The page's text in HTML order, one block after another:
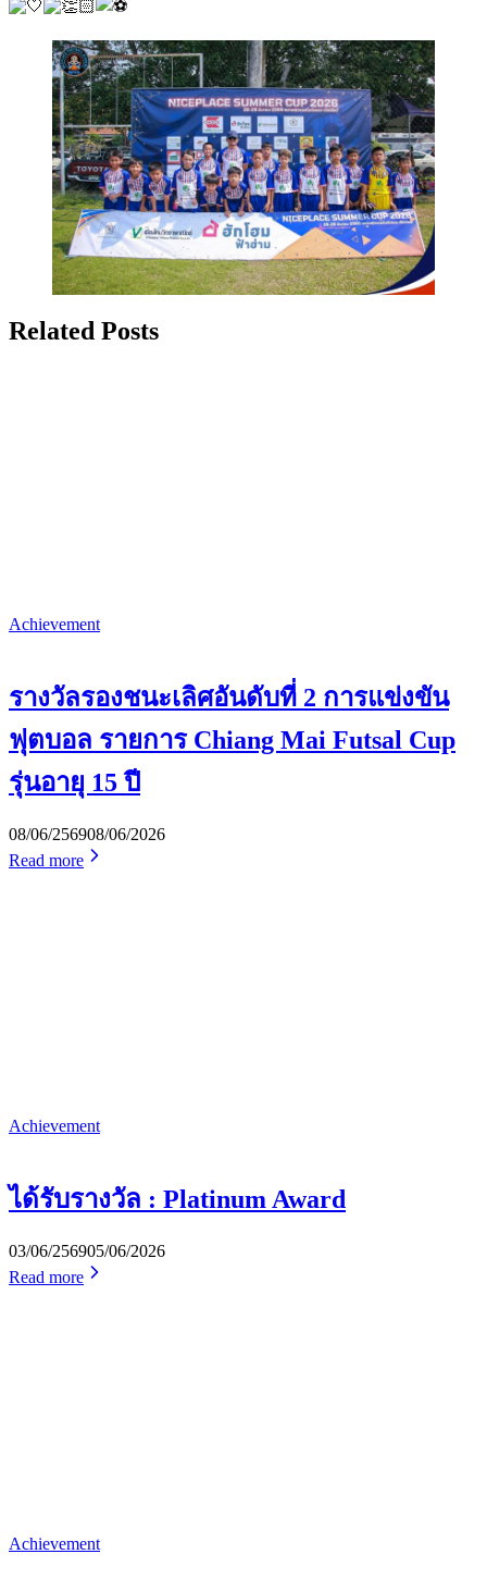
Related Posts
Achievement
รางวัลรองชนะเลิศอันดับที่ 2 การแข่งขัน
ฟุตบอล รายการ Chiang Mai Futsal Cup
รุ่นอายุ 15 ปี
08/06/256908/06/2026
Read more
Achievement
ได้รับรางวัล : Platinum Award
03/06/256905/06/2026
Read more
Achievement